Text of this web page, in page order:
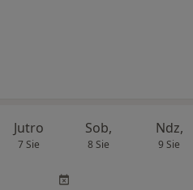
Jutro
7 Sie
Sob,
8 Sie
Ndz,
9 Sie